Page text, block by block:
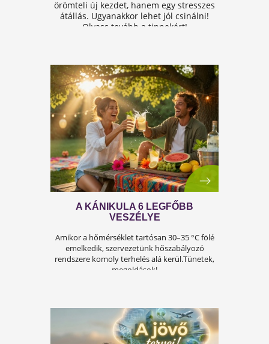
OKAI, TÜNETEI ÉS LEHETSÉGES
MEGOLDÁSAI